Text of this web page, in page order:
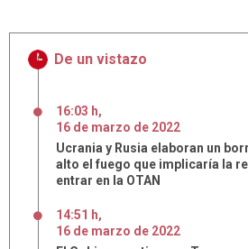
De un vistazo
16:03 h,
16 de marzo de 2022
Ucrania y Rusia elaboran un
alto el fuego que implicaría la
entrar en la OTAN
14:51 h,
16 de marzo de 2022